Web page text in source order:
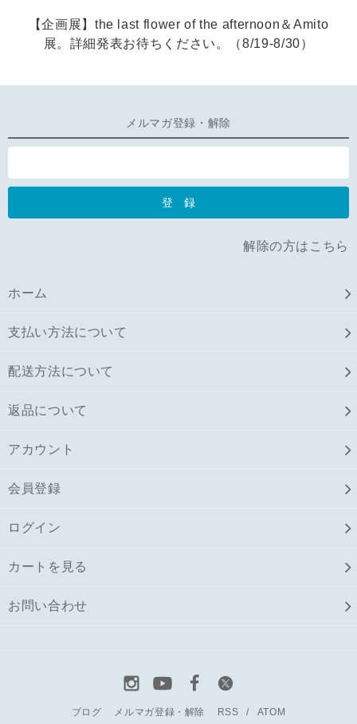
【企画展】the last flower of the afternoon＆Amito
展。詳細発表お待ちください。（8/19-8/30）
メルマガ登録・解除
解除の方はこちら
ホーム
支払い方法について
配送方法について
返品について
アカウント
会員登録
ログイン
カートを見る
お問い合わせ
ブログ メルマガ登録・解除 RSS / ATOM